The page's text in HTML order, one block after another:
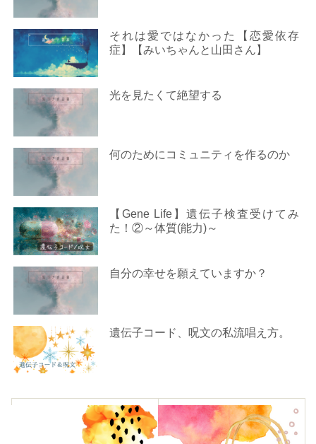
それは愛ではなかった【恋愛依存
症】【みいちゃんと山田さん】
光を見たくて絶望する
何のためにコミュニティを作るのか
【Gene Life】遺伝子検査受けてみ
た！②～体質(能力)～
自分の幸せを願えていますか？
遺伝子コード、呪文の私流唱え方。